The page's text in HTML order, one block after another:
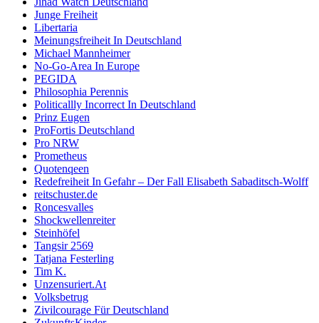
Junge Freiheit
Libertaria
Meinungsfreiheit In Deutschland
Michael Mannheimer
No-Go-Area In Europe
PEGIDA
Philosophia Perennis
Politicallly Incorrect In Deutschland
Prinz Eugen
ProFortis Deutschland
Pro NRW
Prometheus
Quotenqeen
Redefreiheit In Gefahr – Der Fall Elisabeth Sabaditsch-Wolff
reitschuster.de
Roncesvalles
Shockwellenreiter
Steinhöfel
Tangsir 2569
Tatjana Festerling
Tim K.
Unzensuriert.At
Volksbetrug
Zivilcourage Für Deutschland